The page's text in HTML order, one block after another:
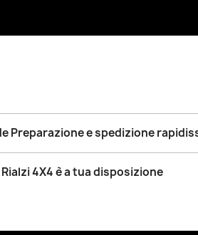
Preparazione e spedizione
4X4 è a tua disposizione